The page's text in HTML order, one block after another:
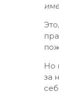
Но
за